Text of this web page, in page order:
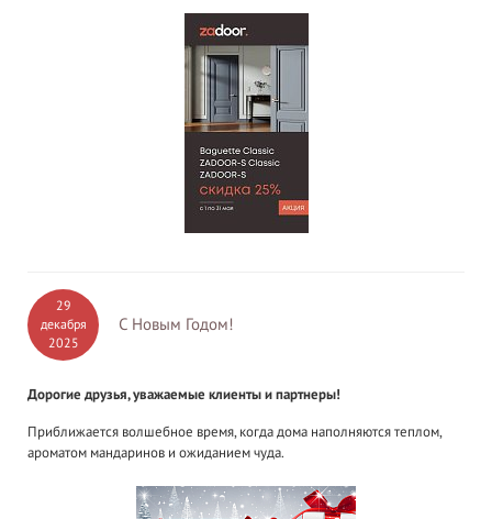
29
декабря
2025
С Новым Годом!
Дорогие друзья, уважаемые клиенты и партнеры!
Приближается волшебное время, когда дома наполняются теплом,
ароматом мандаринов и ожиданием чуда.